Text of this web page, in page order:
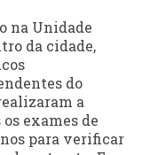
na Unidade
da cidade,
do
a
exames de
para verificar